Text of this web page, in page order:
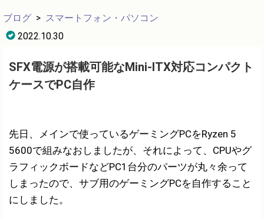
ブログ > スマートフォン・パソコン
2022.10.30
SFX電源が搭載可能なMini-ITX対応コンパクト
ケースでPC自作
先日、メインで使っているゲーミングPCをRyzen 5
5600で組みなおしましたが、それによって、CPUやグ
ラフィックボードなどPC1台分のパーツが丸々余って
しまったので、サブ用のゲーミングPCを自作すること
にしました。